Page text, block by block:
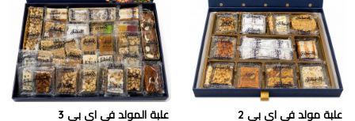
علبة مولد في اي بي 2 علبة المولد في اي بي 3